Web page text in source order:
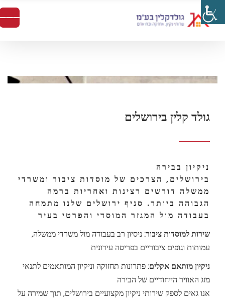
גולד קלין בירושלים
ניקיון בבירה
בירושלים, הצרכים של מוסדות ציבור ומשרדי
ממשלה דורשים רצינות ואחריות ברמה
הגבוהה ביותר. סניף ירושלים שלנו מתמחה
בעבודה מול המגזר המוסדי והפרטי בעיר
שירות למוסדות ציבור: ניסיון רב בעבודה מול משרדי ממשלה,
עמותות וגופים ציבוריים בפריסה עירונית
ניקיון מותאם אקלים: פתרונות תחזוקה וניקיון המותאמים לתנאי
מזג האוויר הייחודיים של הבירה
אנו גאים לספק שירותי ניקיון מקצועיים בירושלים, תוך שמירה על